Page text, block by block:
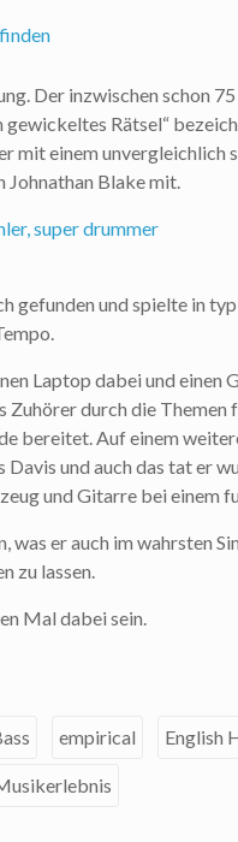
Der inzwischen schon
Rätsel“
mit einem unvergleichlich
Johnathan Blake mit.
gefunden und spielte in
Laptop dabei und einen
Zuhörer durch die Themen
bereitet. Auf einem
und auch das tat er
und Gitarre bei einem
was er auch im wahrsten
zu lassen.
Mal dabei sein.
empirical English